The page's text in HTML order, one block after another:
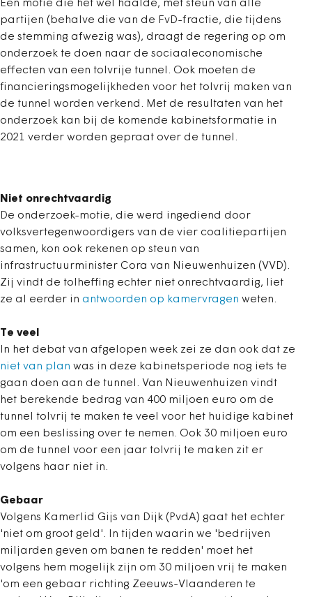
Een motie die het wel haalde, met steun van alle
partijen (behalve die van de FvD-fractie, die tijdens
de stemming afwezig was), draagt de regering op om
onderzoek te doen naar de sociaaleconomische
effecten van een tolvrije tunnel. Ook moeten de
financieringsmogelijkheden voor het tolvrij maken van
de tunnel worden verkend. Met de resultaten van het
onderzoek kan bij de komende kabinetsformatie in
2021 verder worden gepraat over de tunnel.
Niet onrechtvaardig
De onderzoek-motie, die werd ingediend door
volksvertegenwoordigers van de vier coalitiepartijen
samen, kon ook rekenen op steun van
infrastructuurminister Cora van Nieuwenhuizen (VVD).
Zij vindt de tolheffing echter niet onrechtvaardig, liet
ze al eerder in antwoorden op kamervragen weten.
Te veel
In het debat van afgelopen week zei ze dan ook dat ze
niet van plan was in deze kabinetsperiode nog iets te
gaan doen aan de tunnel. Van Nieuwenhuizen vindt
het berekende bedrag van 400 miljoen euro om de
tunnel tolvrij te maken te veel voor het huidige kabinet
om een beslissing over te nemen. Ook 30 miljoen euro
om de tunnel voor een jaar tolvrij te maken zit er
volgens haar niet in.
Gebaar
Volgens Kamerlid Gijs van Dijk (PvdA) gaat het echter
'niet om groot geld'. In tijden waarin we 'bedrijven
miljarden geven om banen te redden' moet het
volgens hem mogelijk zijn om 30 miljoen vrij te maken
'om een gebaar richting Zeeuws-Vlaanderen te